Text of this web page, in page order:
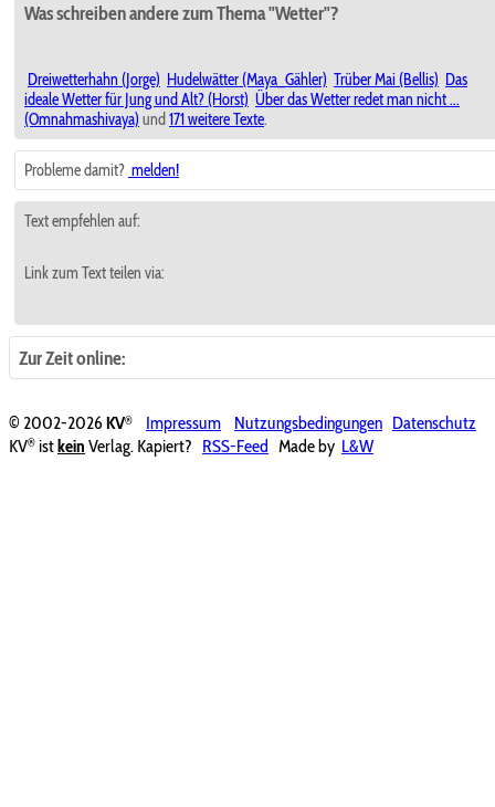
Was schreiben andere zum Thema "Wetter"?
Dreiwetterhahn (Jorge) Hudelwätter (Maya_Gähler) Trüber Mai (Bellis) Das
ideale Wetter für Jung und Alt? (Horst) Über das Wetter redet man nicht ...
(Omnahmashivaya) und 171 weitere Texte.
Probleme damit? melden!
Text empfehlen auf:
Link zum Text teilen via:
Zur Zeit online:
© 2002-2026KV® Impressum Nutzungsbedingungen Datenschutz
KV® istkein Verlag. Kapiert? RSS-Feed Made by L&W